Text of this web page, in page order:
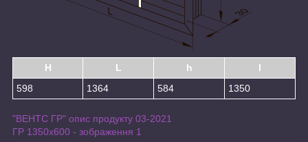
H L h
l
598
1364 584 1350
"ВЕНТС ГР" опис продукту 03-2021
ГР 1350х600 - зображення 1